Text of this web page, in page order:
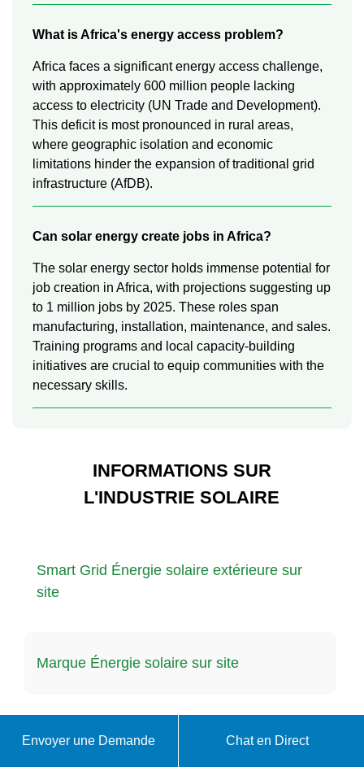
What is Africa's energy access problem?
Africa faces a significant energy access challenge,
with approximately 600 million people lacking
access to electricity (UN Trade and Development).
This deficit is most pronounced in rural areas,
where geographic isolation and economic
limitations hinder the expansion of traditional grid
infrastructure (AfDB).
Can solar energy create jobs in Africa?
The solar energy sector holds immense potential for
job creation in Africa, with projections suggesting up
to 1 million jobs by 2025. These roles span
manufacturing, installation, maintenance, and sales.
Training programs and local capacity-building
initiatives are crucial to equip communities with the
necessary skills.
INFORMATIONS SUR
L'INDUSTRIE SOLAIRE
Smart Grid Énergie solaire extérieure sur
site
Marque Énergie solaire sur site
Énergie solaire sur site avec batteries au
Envoyer une Demande Chat en Direct